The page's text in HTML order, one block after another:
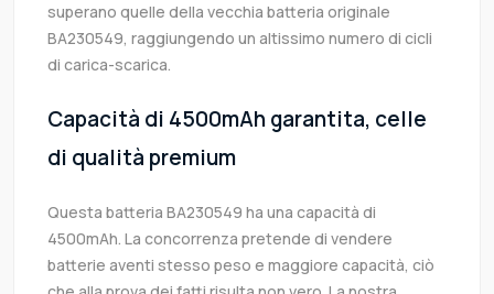
superano quelle della vecchia batteria originale
BA230549, raggiungendo un altissimo numero di cicli
di carica-scarica.
Capacità di 4500mAh garantita, celle
di qualità premium
Questa batteria BA230549 ha una capacità di
4500mAh. La concorrenza pretende di vendere
batterie aventi stesso peso e maggiore capacità, ciò